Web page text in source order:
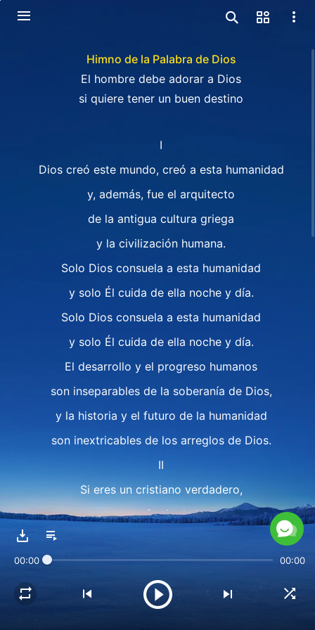
Himno de la Palabra de Dios
El hombre debe adorar a Dios
si quiere tener un buen destino
I
Dios creó este mundo, creó a esta humanidad
y, además, fue el arquitecto
de la antigua cultura griega
y la civilización humana.
Solo Dios consuela a esta humanidad
y solo Él cuida de ella noche y día.
Solo Dios consuela a esta humanidad
y solo Él cuida de ella noche y día.
El desarrollo y el progreso humanos
son inseparables de la soberanía de Dios,
y la historia y el futuro de la humanidad
son inextricables de los arreglos de Dios.
II
Si eres un cristiano verdadero,
creerás sin duda
de cualquier país o nación
ocurren de acuerdo con los arreglos de Dios.
Solo Él conoce el destino de un país o nación,
00:00 00:00